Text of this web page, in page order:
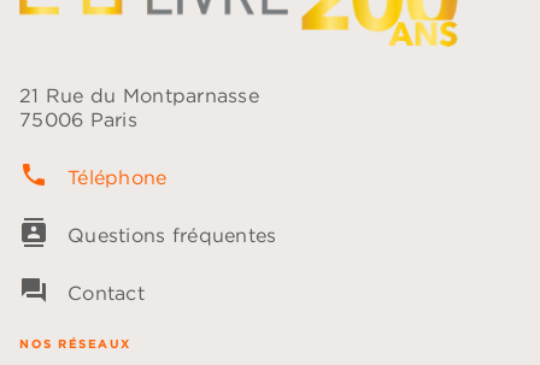
21 Rue du Montparnasse
75006 Paris
phone Téléphone
contacts Questions fréquentes
question_answer Contact
NOS RÉSEAUX